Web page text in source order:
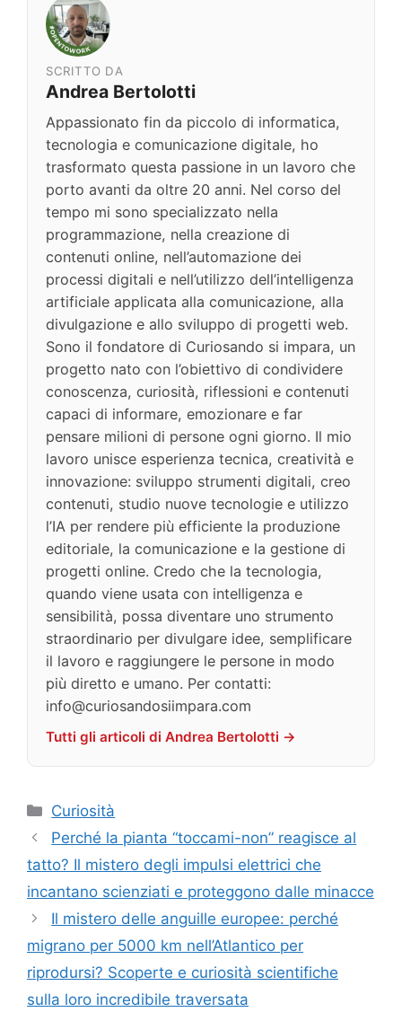
SCRITTO DA
Andrea Bertolotti
Appassionato fin da piccolo di informatica,
tecnologia e comunicazione digitale, ho
trasformato questa passione in un lavoro che
porto avanti da oltre 20 anni. Nel corso del
tempo mi sono specializzato nella
programmazione, nella creazione di
contenuti online, nell’automazione dei
processi digitali e nell’utilizzo dell’intelligenza
artificiale applicata alla comunicazione, alla
divulgazione e allo sviluppo di progetti web.
Sono il fondatore di Curiosando si impara, un
progetto nato con l’obiettivo di condividere
conoscenza, curiosità, riflessioni e contenuti
capaci di informare, emozionare e far
pensare milioni di persone ogni giorno. Il mio
lavoro unisce esperienza tecnica, creatività e
innovazione: sviluppo strumenti digitali, creo
contenuti, studio nuove tecnologie e utilizzo
l’IA per rendere più efficiente la produzione
editoriale, la comunicazione e la gestione di
progetti online. Credo che la tecnologia,
quando viene usata con intelligenza e
sensibilità, possa diventare uno strumento
straordinario per divulgare idee, semplificare
il lavoro e raggiungere le persone in modo
più diretto e umano. Per contatti:
info@curiosandosiimpara.com
Tutti gli articoli di Andrea Bertolotti →
Categorie
Curiosità
Perché la pianta “toccami-non” reagisce al
tatto? Il mistero degli impulsi elettrici che
incantano scienziati e proteggono dalle minacce
Il mistero delle anguille europee: perché
migrano per 5000 km nell’Atlantico per
riprodursi? Scoperte e curiosità scientifiche
sulla loro incredibile traversata